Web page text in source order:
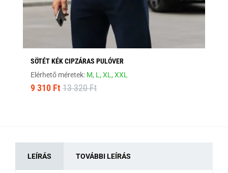
SÖTÉT KÉK CIPZÁRAS PULÓVER
Elérhető méretek: M, L,XL,XXL
9 310 Ft 13 320 Ft
LEÍRÁS TOVÁBBI LEÍRÁS